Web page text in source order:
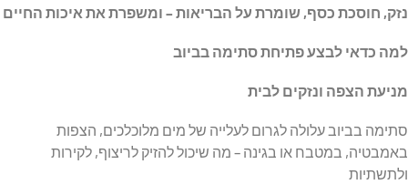
נזק, חוסכת כסף, שומרת על הבריאות – ומשפרת את איכות החיים
למה כדאי לבצע פתיחת סתימה בביוב
מניעת הצפה ונזקים לבית
סתימה בביוב עלולה לגרום לעלייה של מים מלוכלכים, הצפות
באמבטיה, במטבח או בגינה – מה שיכול להזיק לריצוף, לקירות
ולתשתיות